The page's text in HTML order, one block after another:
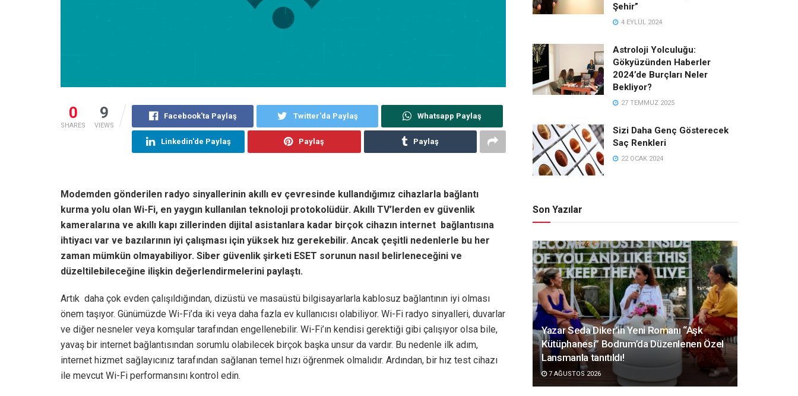
0
SHARES
9
VIEWS
Facebook'ta Paylaş Twitter'da Paylaş Whatsapp Paylaş
Linkedin'de Paylaş Paylaş Paylaş
Modemden gönderilen radyo sinyallerinin akıllı ev çevresinde kullandığımız cihazlarla bağlantı
kurma yolu olan Wi-Fi, en yaygın kullanılan teknoloji protokolüdür. Akıllı TV’lerden ev güvenlik
kameralarına ve akıllı kapı zillerinden dijital asistanlara kadar birçok cihazın internet bağlantısına
ihtiyacı var ve bazılarının iyi çalışması için yüksek hız gerekebilir. Ancak çeşitli nedenlerle bu her
zaman mümkün olmayabiliyor. Siber güvenlik şirketi ESET sorunun nasıl belirleneceğini ve
düzeltilebileceğine ilişkin değerlendirmelerini paylaştı.
Artık daha çok evden çalışıldığından, dizüstü ve masaüstü bilgisayarlarla kablosuz bağlantının iyi olması
önem taşıyor. Günümüzde Wi-Fi’da iki veya daha fazla ev kullanıcısı olabiliyor. Wi-Fi radyo sinyalleri, duvarlar
ve diğer nesneler veya komşular tarafından engellenebilir. Wi-Fi’ın kendisi gerektiği gibi çalışıyor olsa bile,
yavaş bir internet bağlantısından sorumlu olabilecek birçok başka unsur da vardır. Bu nedenle ilk adım,
internet hizmet sağlayıcınız tarafından sağlanan temel hızı öğrenmek olmalıdır. Ardından, bir hız test cihazı
ile mevcut Wi-Fi performansını kontrol edin.
Şehir”
4 EYLÜL 2024
Astroloji Yolculuğu:
Gökyüzünden Haberler
2024’de Burçları Neler
Bekliyor?
27 TEMMUZ 2025
Sizi Daha Genç Gösterecek
Saç Renkleri
22 OCAK 2024
Son Yazılar
Yazar Seda Diker’in Yeni Romanı “Aşk
Kütüphanesi” Bodrum’da Düzenlenen Özel
Lansmanla tanıtıldı!
7 AĞUSTOS 2026